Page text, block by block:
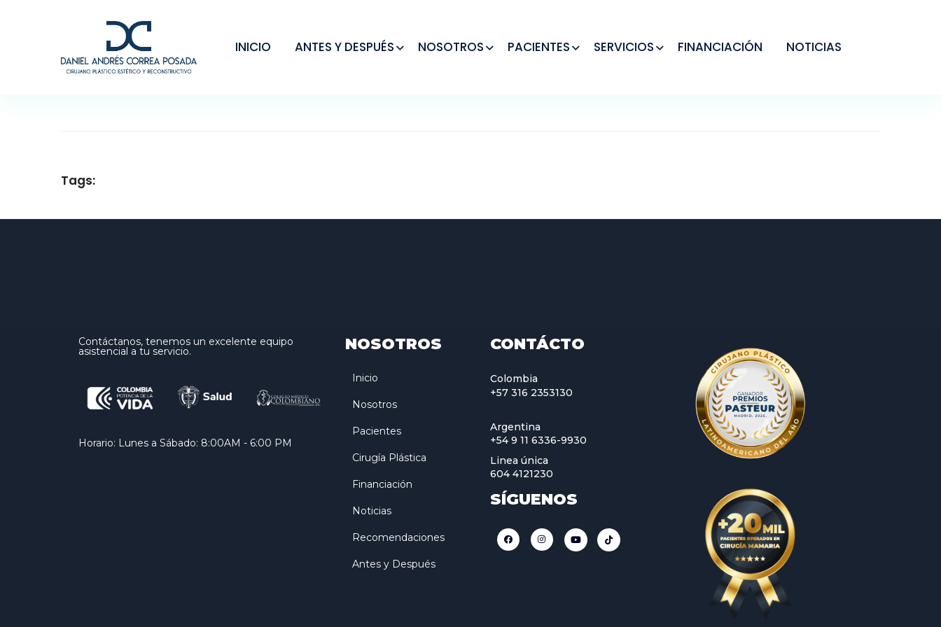
INICIO ANTES Y DESPUÉS NOSOTROS PACIENTES SERVICIOS FINANCIACIÓN NOTICIAS
Tags:
Contáctanos, tenemos un excelente equipo
asistencial a tu servicio.
Horario: Lunes a Sábado: 8:00AM - 6:00 PM
NOSOTROS
Inicio
Nosotros
Pacientes
Cirugía Plástica
Financiación
Noticias
Recomendaciones
Antes y Después
CONTÁCTO
Colombia
+57 316 2353130
Argentina
+54 9 11 6336-9930
Linea única
604 4121230
SÍGUENOS